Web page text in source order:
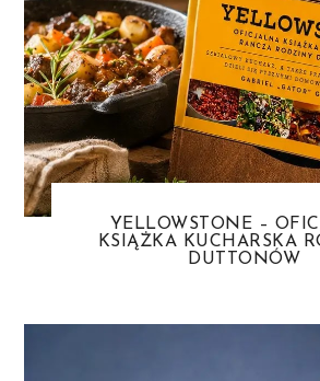
YELLOWSTONE –
KSIĄŻKA KUCHARSKA
DUTTONÓW